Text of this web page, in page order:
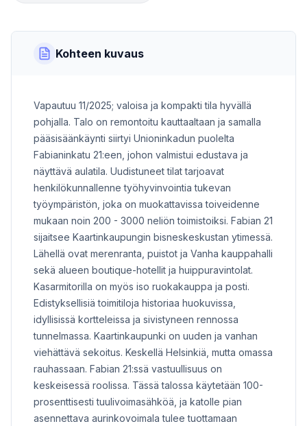
Kohteen kuvaus
Vapautuu 11/2025; valoisa ja kompakti tila hyvällä
pohjalla. Talo on remontoitu kauttaaltaan ja samalla
pääsisäänkäynti siirtyi Unioninkadun puolelta
Fabianinkatu 21:een, johon valmistui edustava ja
näyttävä aulatila. Uudistuneet tilat tarjoavat
henkilökunnallenne työhyvinvointia tukevan
työympäristön, joka on muokattavissa toiveidenne
mukaan noin 200 - 3000 neliön toimistoiksi. Fabian 21
sijaitsee Kaartinkaupungin bisneskeskustan ytimessä.
Lähellä ovat merenranta, puistot ja Vanha kauppahalli
sekä alueen boutique-hotellit ja huippuravintolat.
Kasarmitorilla on myös iso ruokakauppa ja posti.
Edistyksellisiä toimitiloja historiaa huokuvissa,
idyllisissä kortteleissa ja sivistyneen rennossa
tunnelmassa. Kaartinkaupunki on uuden ja vanhan
viehättävä sekoitus. Keskellä Helsinkiä, mutta omassa
rauhassaan. Fabian 21:ssä vastuullisuus on
keskeisessä roolissa. Tässä talossa käytetään 100-
prosenttisesti tuulivoimasähköä, ja katolle pian
asennettava aurinkovoimala tulee tuottamaan